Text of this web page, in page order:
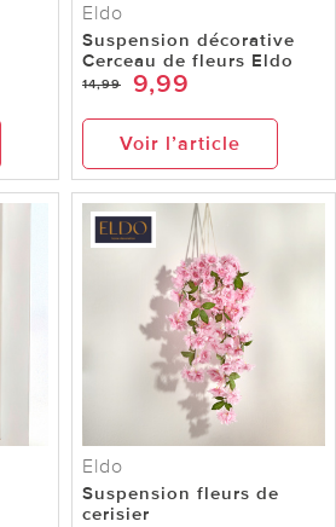
Eldo
Suspension décorative
Cerceau de fleurs Eldo
14,99 9,99
Voir l’article
Eldo
Suspension fleurs de
cerisier